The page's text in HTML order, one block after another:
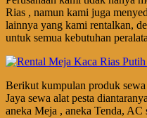
Rias , namun kami juga
lainnya yang kami rentalkan,
untuk semua kebutuhan
Berikut kumpulan produk
Jaya sewa alat pesta
aneka Meja , aneka Tenda,